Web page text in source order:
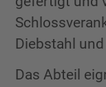
Diebstahl
Das Abteil